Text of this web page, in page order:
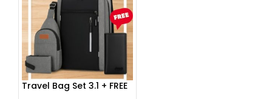
Travel Bag Set 3.1 + FREE